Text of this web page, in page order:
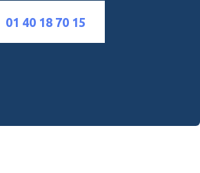
01 40 18 70 15